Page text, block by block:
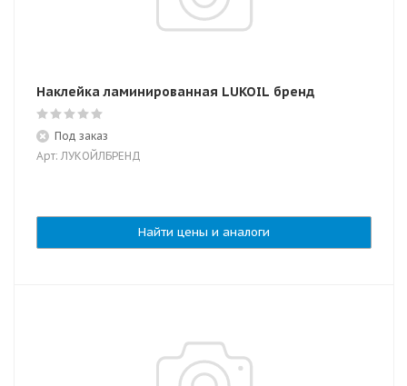
Наклейка ламинированная LUKOIL бренд
Под заказ
Арт: ЛУКОЙЛБРЕНД
Найти цены и аналоги